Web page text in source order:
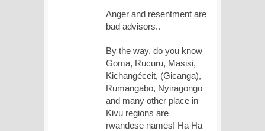
Anger and resentment are
bad advisors..
By the way, do you know
Goma, Rucuru, Masisi,
Kichangéceit, (Gicanga),
Rumangabo, Nyiragongo
and many other place in
Kivu regions are
rwandese names! Ha Ha